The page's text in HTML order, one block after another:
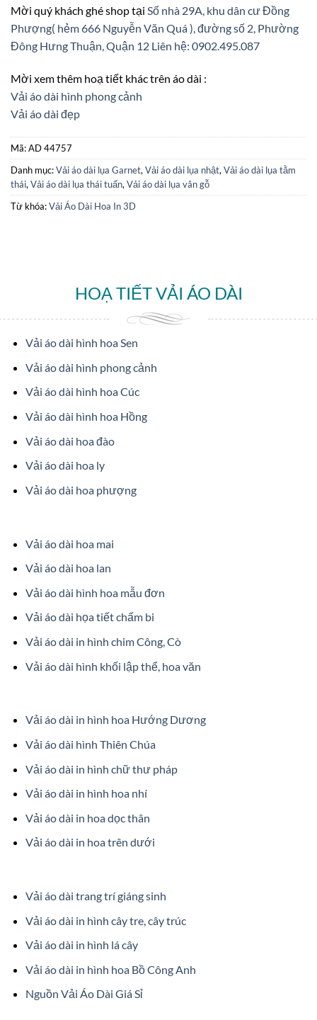
Mời quý khách ghé shop tại Số nhà 29A, khu dân cư Đồng
Phượng( hẻm 666 Nguyễn Văn Quá ), đường số 2, Phường
Đông Hưng Thuận, Quận 12 Liên hệ: 0902.495.087
Mời xem thêm hoạ tiết khác trên áo dài :
Vải áo dài hình phong cảnh
Vải áo dài đẹp
Mã:AD 44757
Danh mục:Vải áo dài lụa Garnet,Vải áo dài lụa nhật,Vải áo dài lụa tằm
thái,Vải áo dài lụa thái tuấn,Vải áo dài lụa vân gỗ
Từ khóa:Vải Áo Dài Hoa In 3D
HOẠ TIẾT VẢI ÁO DÀI
Vải áo dài hình hoa Sen
Vải áo dài hình phong cảnh
Vải áo dài hình hoa Cúc
Vải áo dài hình hoa Hồng
Vải áo dài hoa đào
Vải áo dài hoa ly
Vải áo dài hoa phượng
Vải áo dài hoa mai
Vải áo dài hoa lan
Vải áo dài hình hoa mẫu đơn
Vải áo dài họa tiết chấm bi
Vải áo dài in hình chim Công, Cò
Vải áo dài hình khối lập thể, hoa văn
Vải áo dài in hình hoa Hướng Dương
Vải áo dài hình Thiên Chúa
Vải áo dài in hình chữ thư pháp
Vải áo dài in hình hoa nhí
Vải áo dài in hoa dọc thân
Vải áo dài in hoa trên dưới
Vải áo dài trang trí giáng sinh
Vải áo dài in hình cây tre, cây trúc
Vải áo dài in hình lá cây
Vải áo dài in hình hoa Bồ Công Anh
Nguồn Vải Áo Dài Giá Sỉ